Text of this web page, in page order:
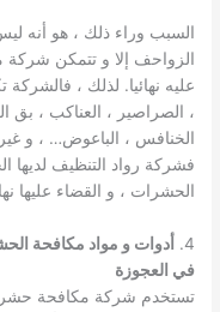
السبب وراء ذلك ، هو أنه
الزواحف إلا و تتمكن
عليه نهائيا. لذلك ،
، الصراصير ، العناكب ، بق
الخنافس ، الباعوض… ، و
فشركة رواد التنظيف لديها
الحشرات ، و القضاء عليها
4.
أدوات و مواد مكافحة
في العجوزة
تستخدم شركة مكافحة